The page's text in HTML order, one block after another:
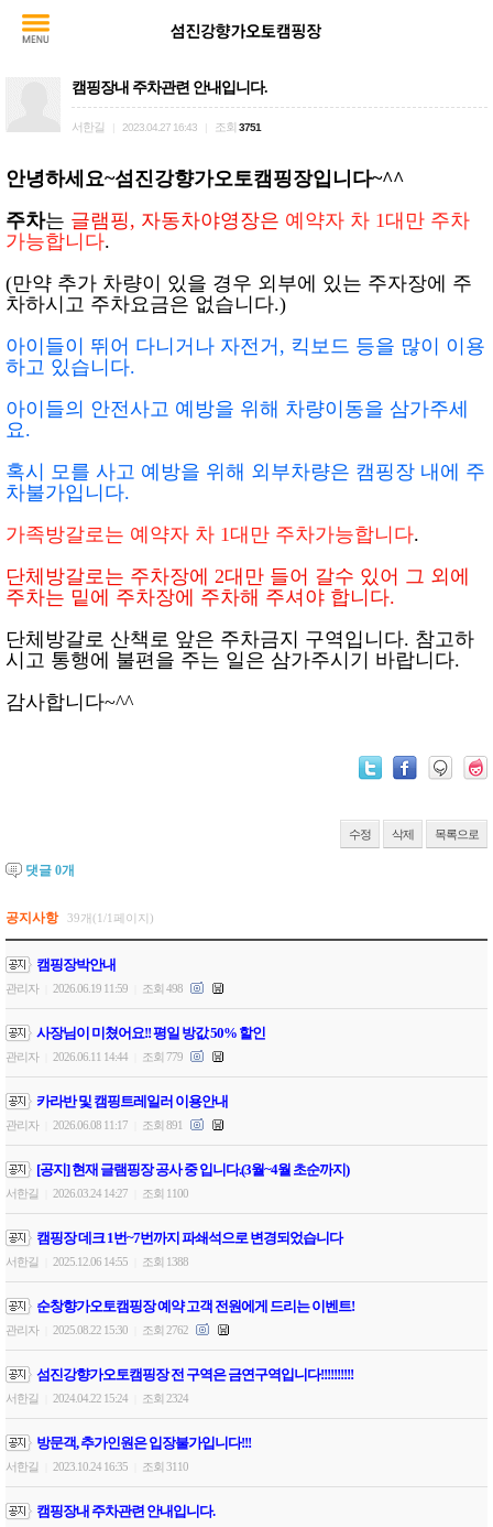
캠핑장내 주차관련 안내입니다.
서한길 2023.04.27 16:43 조회 3751
안녕하세요~섬진강향가오토캠핑장입니다~^^
주차는 글램핑, 자동차야영장은 예약자 차 1대만 주차
가능합니다.
(만약 추가 차량이 있을 경우 외부에 있는 주자장에 주
차하시고 주차요금은 없습니다.)
아이들이 뛰어 다니거나 자전거, 킥보드 등을 많이 이용
하고 있습니다.
아이들의 안전사고 예방을 위해 차량이동을 삼가주세
요.
혹시 모를 사고 예방을 위해 외부차량은 캠핑장 내에 주
차불가입니다.
가족방갈로는 예약자 차 1대만 주차가능합니다.
단체방갈로는 주차장에 2대만 들어 갈수 있어 그 외에
주차는 밑에 주차장에 주차해 주셔야 합니다.
단체방갈로 산책로 앞은 주차금지 구역입니다. 참고하
시고 통행에 불편을 주는 일은 삼가주시기 바랍니다.
감사합니다~^^
수정 삭제 목록으로
댓글 0개
공지사항 39개(1/1페이지)
캠핑장박안내
관리자 2026.06.19 11:59 조회 498
사장님이 미쳤어요!! 평일 방값 50% 할인
관리자 2026.06.11 14:44 조회 779
카라반 및 캠핑트레일러 이용안내
관리자 2026.06.08 11:17 조회 891
[공지] 현재 글램핑장 공사 중 입니다.(3월~4월 초순까지)
서한길 2026.03.24 14:27 조회 1100
캠핑장 데크 1번~7번까지 파쇄석으로 변경되었습니다
서한길 2025.12.06 14:55 조회 1388
순창향가오토캠핑장 예약 고객 전원에게 드리는 이벤트!
관리자 2025.08.22 15:30 조회 2762
섬진강향가오토캠핑장 전 구역은 금연구역입니다!!!!!!!!!!
서한길 2024.04.22 15:24 조회 2324
방문객, 추가인원은 입장불가입니다!!!
서한길 2023.10.24 16:35 조회 3110
캠핑장내 주차관련 안내입니다.